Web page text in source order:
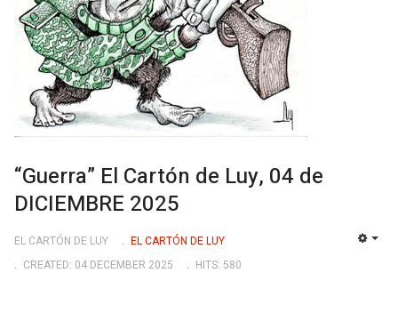
“Guerra” El Cartón de Luy, 04 de
DICIEMBRE 2025
EL CARTÓN DE LUY
EL CARTÓN DE LUY
CREATED: 04 DECEMBER 2025
HITS: 580